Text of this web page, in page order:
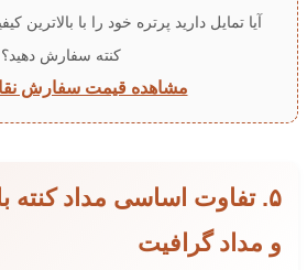
آیا تمایل دارید پرتره خود را با بالاترین
کنته سفارش دهید؟
مشاهده قیمت سفارش
۵. تفاوت اساسی مداد کنته
و مداد گرافیت